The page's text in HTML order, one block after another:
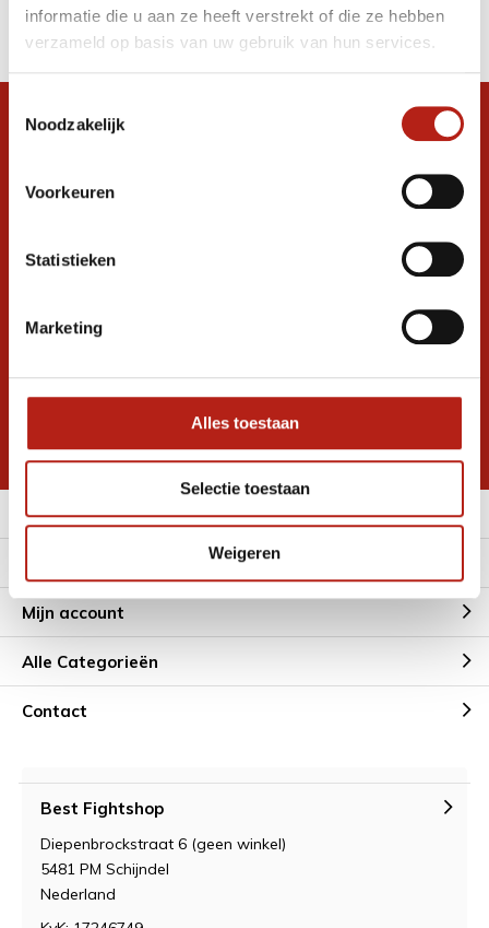
informatie die u aan ze heeft verstrekt of die ze hebben
verzameld op basis van uw gebruik van hun services.
Noodzakelijk
Voorkeuren
Statistieken
Marketing
Alles toestaan
Selectie toestaan
Weigeren
Filter
Sorteren op
Snel antwoord op je vraag?
graag verder. 24/7
Ontvang de nieuwste aanbiedingen en
Inschrijven voor
* Lees hier de wettelijke beperkingen
Meer informatie
Mijn account
Alle Categorieën
Contact
Best Fightshop
Diepenbrockstraat 6 (geen winkel)
5481 PM Schijndel
Nederland